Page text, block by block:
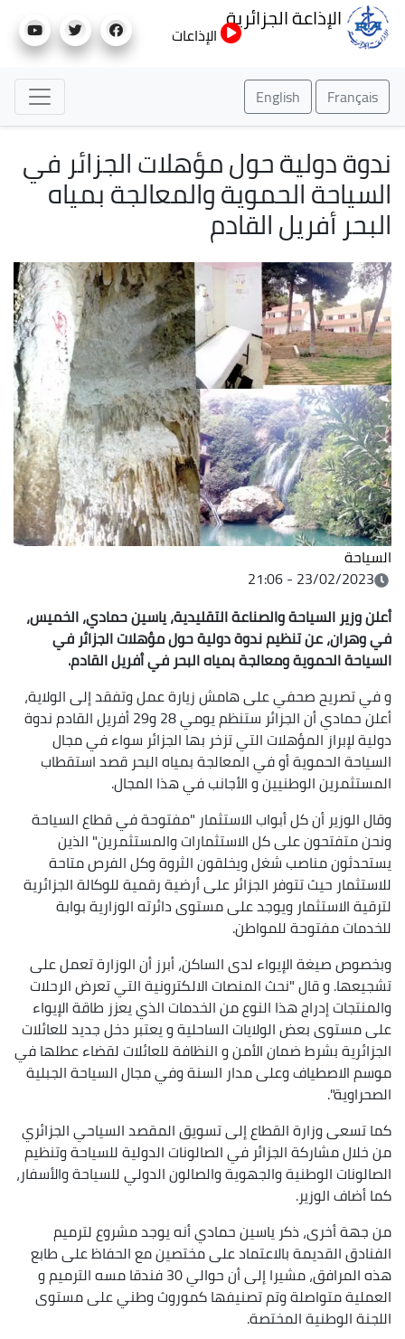
إلى
الإذاعة الجزائرية
الإذاعات
Français
English
ندوة دولية حول مؤهلات الجزائر في
السياحة الحموية والمعالجة بمياه
البحر أفريل القادم
السياحة
23/02/2023 - 21:06
أعلن وزير السياحة والصناعة التقليدية، ياسين حمادي، الخميس،
في وهران، عن تنظيم ندوة دولية حول مؤهلات الجزائر في
السياحة الحموية ومعالجة بمياه البحر في أفريل القادم.
و في تصريح صحفي على هامش زيارة عمل وتفقد إلى الولاية،
أعلن حمادي أن الجزائر ستنظم يومي 28 و29 أفريل القادم ندوة
دولية لإبراز المؤهلات التي تزخر بها الجزائر سواء في مجال
السياحة الحموية أو في المعالجة بمياه البحر قصد استقطاب
المستثمرين الوطنيين و الأجانب في هذا المجال.
وقال الوزير أن كل أبواب الاستثمار "مفتوحة في قطاع السياحة
ونحن متفتحون على كل الاستثمارات والمستثمرين" الذين
يستحدثون مناصب شغل ويخلقون الثروة وكل الفرص متاحة
للاستثمار حيث تتوفر الجزائر على أرضية رقمية للوكالة الجزائرية
لترقية الاستثمار ويوجد على مستوى دائرته الوزارية بوابة
للخدمات مفتوحة للمواطن.
وبخصوص صيغة الإيواء لدى الساكن، أبرز أن الوزارة تعمل على
تشجيعها. و قال "نحث المنصات الالكترونية التي تعرض الرحلات
والمنتجات إدراج هذا النوع من الخدمات الذي يعزز طاقة الإيواء
على مستوى بعض الولايات الساحلية و يعتبر دخل جديد للعائلات
الجزائرية بشرط ضمان الأمن و النظافة للعائلات لقضاء عطلها في
موسم الاصطياف وعلى مدار السنة وفي مجال السياحة الجبلية
الصحراوية".
كما تسعى وزارة القطاع إلى تسويق المقصد السياحي الجزائري
من خلال مشاركة الجزائر في الصالونات الدولية للسياحة وتنظيم
الصالونات الوطنية والجهوية والصالون الدولي للسياحة والأسفار،
كما أضاف الوزير.
من جهة أخرى، ذكر ياسين حمادي أنه يوجد مشروع لترميم
الفنادق القديمة بالاعتماد على مختصين مع الحفاظ على طابع
هذه المرافق، مشيرا إلى أن حوالي 30 فندقا مسه الترميم و
العملية متواصلة وتم تصنيفها كموروث وطني على مستوى
اللجنة الوطنية المختصة.